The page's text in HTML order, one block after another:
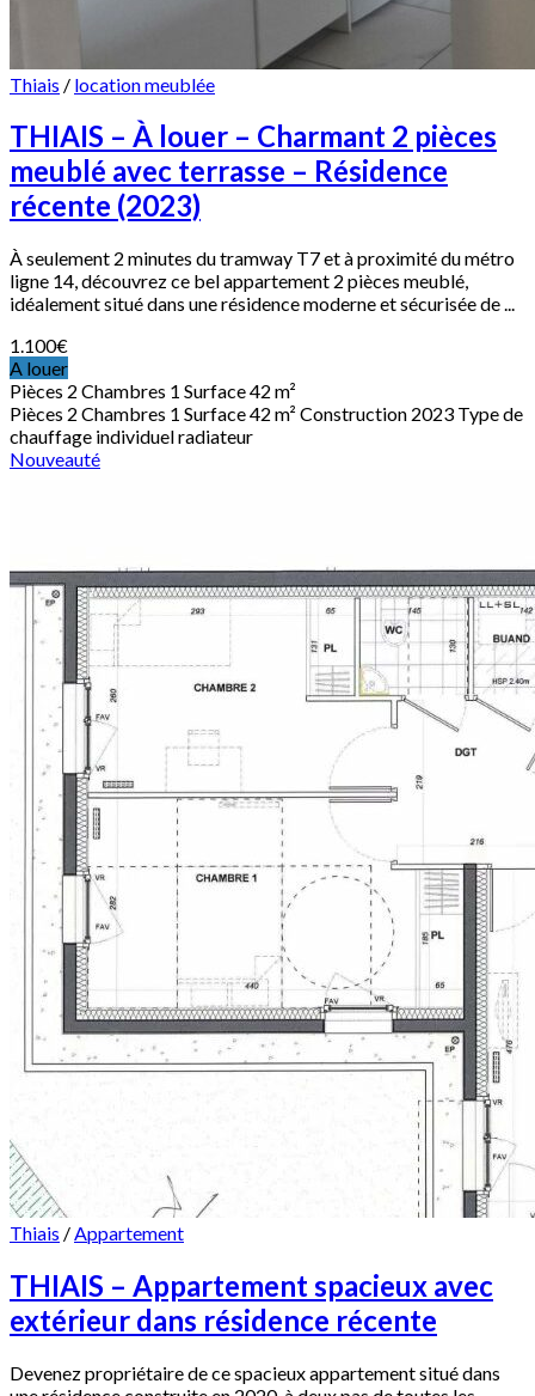
Thiais / location meublée
THIAIS – À louer – Charmant 2 pièces
meublé avec terrasse – Résidence
récente (2023)
À seulement 2 minutes du tramway T7 et à proximité du métro
ligne 14, découvrez ce bel appartement 2 pièces meublé,
idéalement situé dans une résidence moderne et sécurisée de ...
1.100€
A louer
Pièces 2 Chambres 1 Surface42 m²
Pièces 2 Chambres 1 Surface42 m² Construction 2023 Type de
chauffage individuel radiateur
Nouveauté
Thiais /Appartement
THIAIS – Appartement spacieux avec
extérieur dans résidence récente
Devenez propriétaire de ce spacieux appartement situé dans